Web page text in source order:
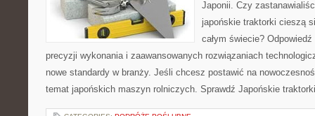
Japonii. Czy
japońskie traktorki cieszą
całym świecie?
precyzji wykonania i zaawansowanych rozwiązaniach
nowe standardy w branży. Jeśli chcesz postawić na
temat japońskich maszyn rolniczych. Sprawdź Japońskie